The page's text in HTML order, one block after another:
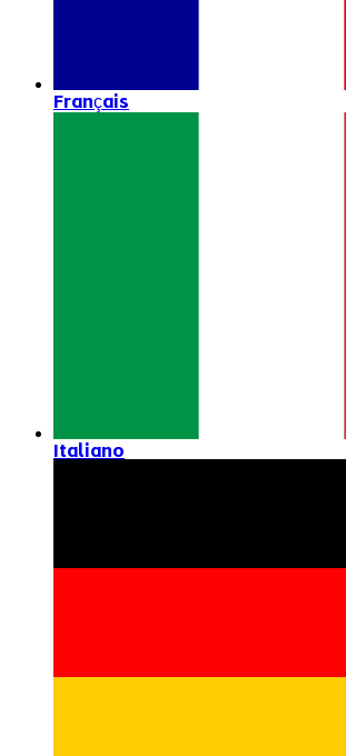
Français
Italiano